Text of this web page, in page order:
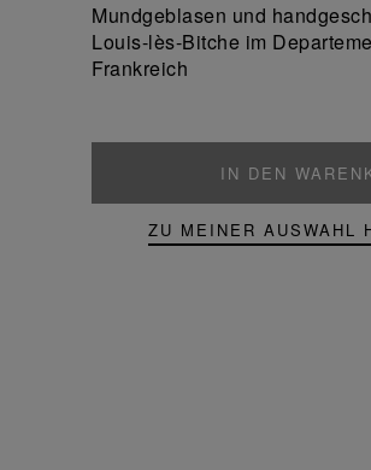
Produkt
Mundgeblasen und
Louis-lès-Bitche im
Frankreich
IN DEN
ZU MEINER AUSWAHL